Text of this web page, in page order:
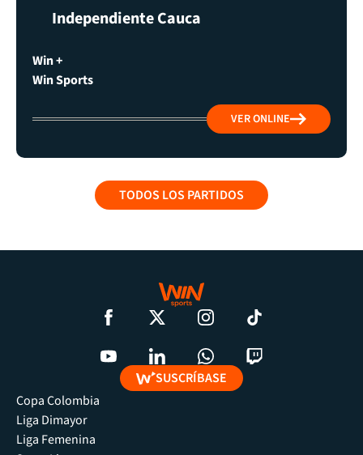
Independiente Cauca
Win +
Win Sports
VER ONLINE
TODOS LOS PARTIDOS
SUSCRÍBASE
Copa Colombia
Liga Dimayor
Liga Femenina